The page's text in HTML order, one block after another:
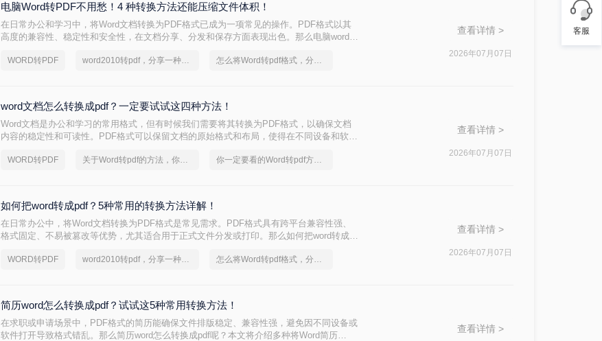
电脑Word转PDF不用愁！4 种转换方法还能压缩文件体积！
在日常办公和学习中，将Word文档转换为PDF格式已成为一项常见的操作。PDF格式以其
高度的兼容性、稳定性和安全性，在文档分享、分发和保存方面表现出色。那么电脑word转
WORD转PDF word2010转pdf，分享一种简单的方法 怎么将Word转pdf格式，分享一种简单的方法
查看详情 >
2026年07月07日
word文档怎么转换成pdf？一定要试试这四种方法！
Word文档是办公和学习的常用格式，但有时候我们需要将其转换为PDF格式，以确保文档
内容的稳定性和可读性。PDF格式可以保留文档的原始格式和布局，使得在不同设备和软件
换成PDF的方法，帮助您轻松完成转换。
WORD转PDF 关于Word转pdf的方法，你一定要学会 你一定要看的Word转pdf方法，看到的都学会了
查看详情 >
2026年07月07日
如何把word转成pdf？5种常用的转换方法详解！
在日常办公中，将Word文档转换为PDF格式是常见需求。PDF格式具有跨平台兼容性强、
格式固定、不易被篡改等优势，尤其适合用于正式文件分发或打印。那么如何把word转成
WORD转PDF word2010转pdf，分享一种简单的方法 怎么将Word转pdf格式，分享一种简单的方法
查看详情 >
2026年07月07日
简历word怎么转换成pdf？试试这5种常用转换方法！
在求职或申请场景中，PDF格式的简历能确保文件排版稳定、兼容性强，避免因不同设备或
软件打开导致格式错乱。那么简历word怎么转换成pdf呢？本文将介绍多种将Word简历
查看详情 >
客服